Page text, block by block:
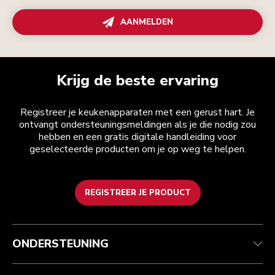
AANMELDEN
Krijg de beste ervaring
Registreer je keukenapparaten met een gerust hart. Je
ontvangt ondersteuningsmeldingen als je die nodig zou
hebben en een gratis digitale handleiding voor
geselecteerde producten om je op weg te helpen.
REGISTREER JE PRODUCT
Health check
Je bestelling volgen
Veelgestelde vragen
Algemene voorwaarden
Retournering en terugbetaling
ODR
Het merk
Zoek een winkel
ONDERSTEUNING